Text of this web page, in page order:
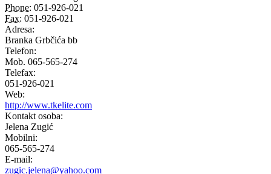
Phone: 051-926-021
Fax: 051-926-021
Adresa:
Branka Grbčića bb
Telefon:
Mob. 065-565-274
Telefax:
051-926-021
Web:
http://www.tkelite.com
Kontakt osoba:
Jelena Zugić
Mobilni:
065-565-274
E-mail:
zugic.jelena@yahoo.com